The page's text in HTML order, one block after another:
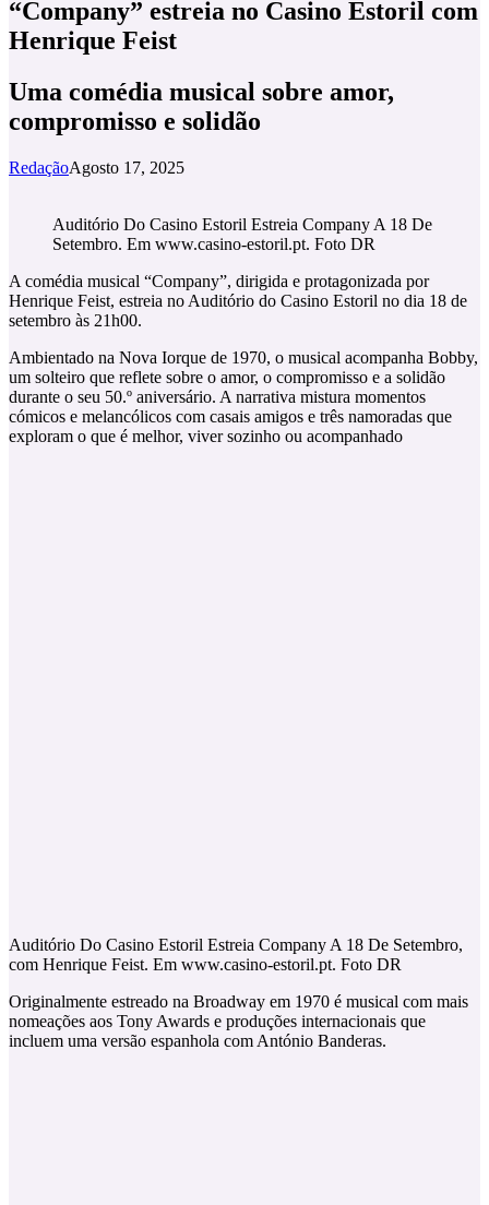
“Company” estreia no Casino Estoril com
Henrique Feist
Uma comédia musical sobre amor,
compromisso e solidão
RedaçãoAgosto 17, 2025
Auditório Do Casino Estoril Estreia Company A 18 De
Setembro. Em www.casino-estoril.pt. Foto DR
A comédia musical “Company”, dirigida e protagonizada por
Henrique Feist, estreia no Auditório do Casino Estoril no dia 18 de
setembro às 21h00.
Ambientado na Nova Iorque de 1970, o musical acompanha Bobby,
um solteiro que reflete sobre o amor, o compromisso e a solidão
durante o seu 50.º aniversário. A narrativa mistura momentos
cómicos e melancólicos com casais amigos e três namoradas que
exploram o que é melhor, viver sozinho ou acompanhado
Auditório Do Casino Estoril Estreia Company A 18 De Setembro,
com Henrique Feist. Em www.casino-estoril.pt. Foto DR
Originalmente estreado na Broadway em 1970 é musical com mais
nomeações aos Tony Awards e produções internacionais que
incluem uma versão espanhola com António Banderas.